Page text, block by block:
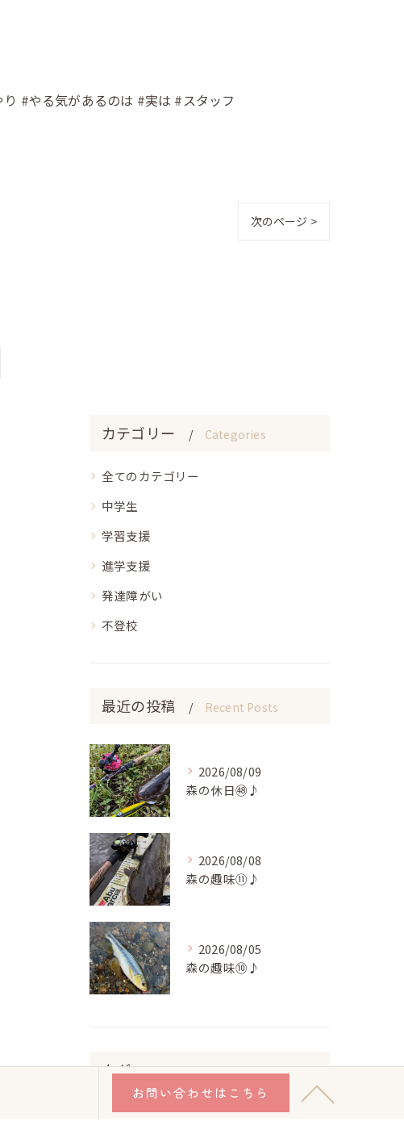
#やる気があるのは #実は #スタッフ
次のページ >
カテゴリー Categories
全てのカテゴリー
中学生
学習支援
進学支援
発達障がい
不登校
最近の投稿 Recent Posts
2026/08/09
森の休日㊽♪
2026/08/08
森の趣味⑪♪
2026/08/05
森の趣味⑩♪
タグ Tags
日光市 放課後等デイサービス 馴染めない
お問い合わせはこちら